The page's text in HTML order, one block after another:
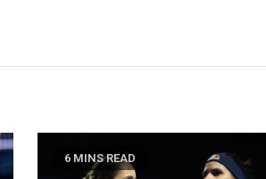
6 MINS READ